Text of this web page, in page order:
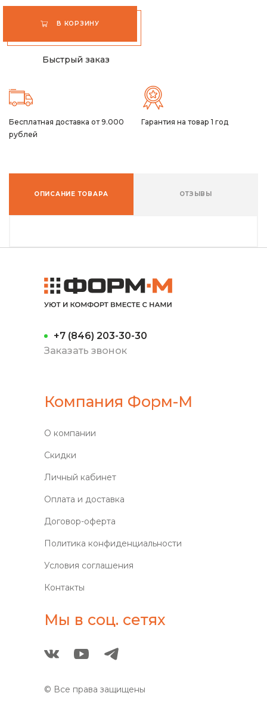
В КОРЗИНУ
Быстрый заказ
Бесплатная доставка от 9.000
рублей
Гарантия на товар 1 год
ОПИСАНИЕ ТОВАРА ОТЗЫВЫ
+7 (846) 203-30-30
Заказать звонок
Компания Форм-М
О компании
Скидки
Личный кабинет
Оплата и доставка
Договор-оферта
Политика конфиденциальности
Условия соглашения
Контакты
Мы в соц. сетях
© Все права защищены